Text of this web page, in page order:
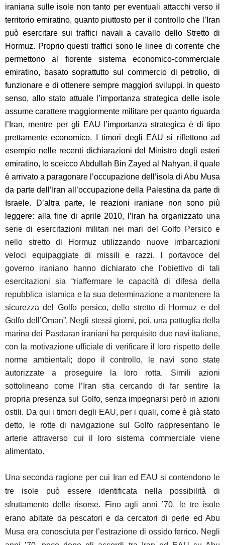
iraniana sulle isole non tanto per eventuali attacchi verso il
territorio emiratino, quanto piuttosto per il controllo che l’Iran
può esercitare sui traffici navali a cavallo dello Stretto di
Hormuz. Proprio questi traffici sono le linee di corrente che
permettono al fiorente sistema economico-commerciale
emiratino, basato soprattutto sul commercio di petrolio, di
funzionare e di ottenere sempre maggiori sviluppi. In questo
senso, allo stato attuale l’importanza strategica delle isole
assume carattere maggiormente militare per quanto riguarda
l’Iran, mentre per gli EAU l’importanza strategica è di tipo
prettamente economico. I timori degli EAU si riflettono ad
esempio nelle recenti dichiarazioni del Ministro degli esteri
emiratino, lo sceicco Abdullah Bin Zayed al Nahyan, il quale
è arrivato a paragonare l’occupazione dell’isola di Abu Musa
da parte dell’Iran all’occupazione della Palestina da parte di
Israele. D’altra parte, le reazioni iraniane non sono più
leggere: alla fine di aprile 2010, l’Iran ha organizzato una
serie di esercitazioni militari nei mari del Golfo Persico e
nello stretto di Hormuz utilizzando nuove imbarcazioni
veloci equipaggiate di missili e razzi. I portavoce del
governo iraniano hanno dichiarato che l’obiettivo di tali
esercitazioni sia “riaffermare le capacità di difesa della
repubblica islamica e la sua determinazione a mantenere la
sicurezza del Golfo persico, dello stretto di Hormuz e del
Golfo dell’Oman”. Negli stessi giorni, poi, una pattuglia della
marina dei Pasdaran iraniani ha perquisito due navi italiane,
con la motivazione ufficiale di verificare il loro rispetto delle
norme ambientali; dopo il controllo, le navi sono state
autorizzate a proseguire la loro rotta. Simili azioni
sottolineano come l’Iran stia cercando di far sentire la
propria presenza sul Golfo, senza impegnarsi però in azioni
ostili. Da qui i timori degli EAU, per i quali, come è già stato
detto, le rotte di navigazione sul Golfo rappresentano le
arterie attraverso cui il loro sistema commerciale viene
alimentato.
Una seconda ragione per cui Iran ed EAU si contendono le
tre isole può essere identificata nella possibilità di
sfruttamento delle risorse. Fino agli anni ’70, le tre isole
erano abitate da pescatori e da cercatori di perle ed Abu
Musa era conosciuta per l’estrazione di ossido ferrico. Negli